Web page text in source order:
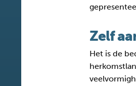
Zelf
Het is de